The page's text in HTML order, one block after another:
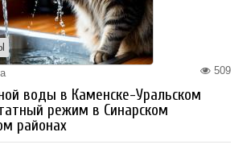
509
воды в Каменске-Уральском
режим в Синарском
районах